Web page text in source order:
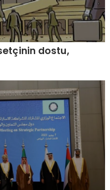
dostu,